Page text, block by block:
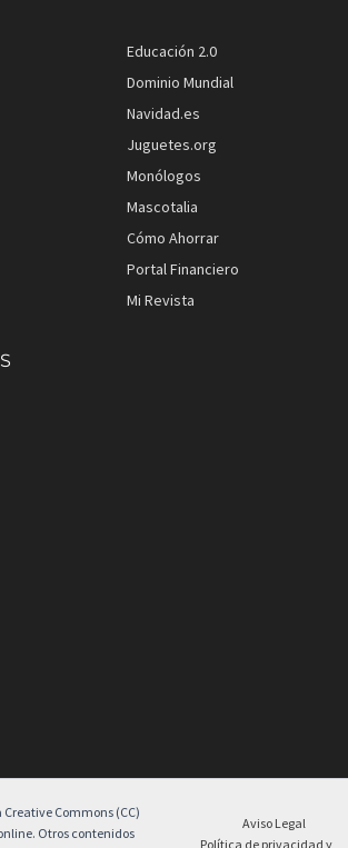
Educación 2.0
Dominio Mundial
Navidad.es
Juguetes.org
Monólogos
Mascotalia
Cómo Ahorrar
Portal Financiero
Mi Revista
Commons (CC)
Otros contenidos
Aviso Legal
Política de privacidad y